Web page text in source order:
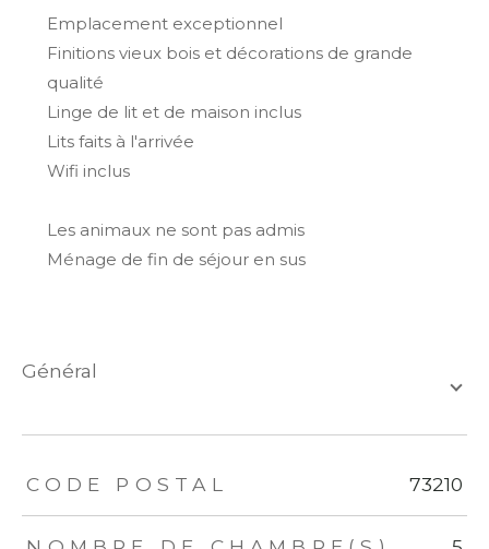
Emplacement exceptionnel
Finitions vieux bois et décorations de grande
qualité
Linge de lit et de maison inclus
Lits faits à l'arrivée
Wifi inclus
Les animaux ne sont pas admis
Ménage de fin de séjour en sus
général
TRAD_ZEPHYR_Caracteristique TRAD_ZEPHYR_Valeurs
CODE POSTAL 73210